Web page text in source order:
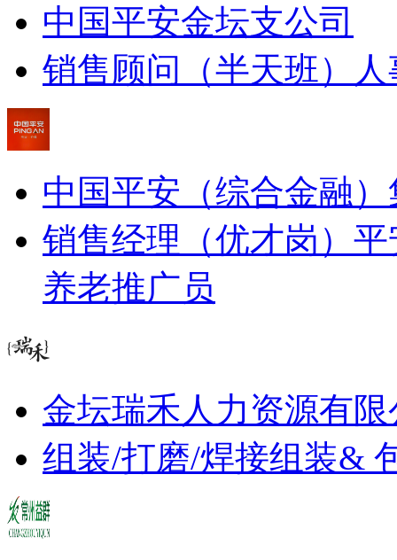
中国平安金坛支公司
销售顾问（半天班）
中国平安（综合金融）
销售经理（优才岗） 平
养老推广员
金坛瑞禾人力资源有限
组装/打磨/焊接组装&